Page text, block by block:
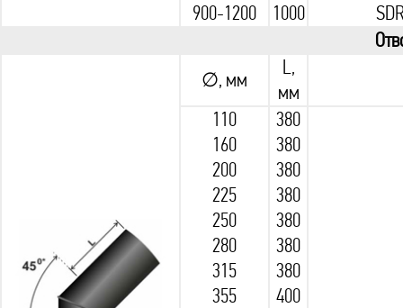
900-1200
1000
∅, мм
L,
мм
110
160
200
225
250
280
315
355
380
380
380
380
380
380
380
400